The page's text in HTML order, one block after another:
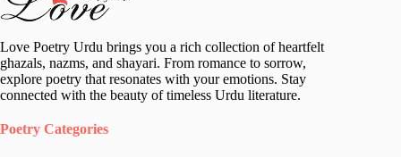
Love Poetry Urdu brings you a rich collection of heartfelt
ghazals, nazms, and shayari. From romance to sorrow,
explore poetry that resonates with your emotions. Stay
connected with the beauty of timeless Urdu literature.
Poetry Categories